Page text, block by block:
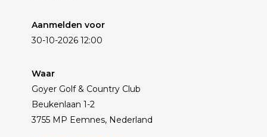
Aanmelden voor
30-10-2026 12:00
Waar
Goyer Golf & Country Club
Beukenlaan 1-2
3755 MP Eemnes, Nederland